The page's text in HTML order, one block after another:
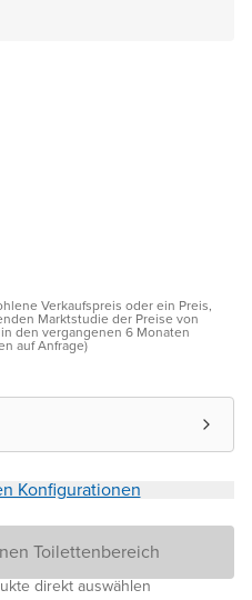
Verkaufspreis oder ein Preis,
Marktstudie der Preise von
den vergangenen 6 Monaten
auf Anfrage)
Konfigurationen
Toilettenbereich
direkt auswählen